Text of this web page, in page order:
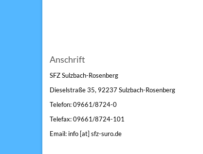
Anschrift
SFZ Sulzbach-Rosenberg
Dieselstraße 35, 92237 Sulzbach-Rosenberg
Telefon: 09661/8724-0
Telefax: 09661/8724-101
Email: info [at] sfz-suro.de